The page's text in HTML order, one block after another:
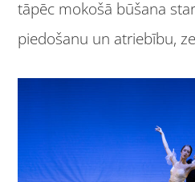
tāpēc mokošā būšana
piedošanu un atriebību,